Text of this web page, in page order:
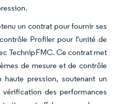
un contrat pour fournir ses
Profiler pour l'unité de
TechnipFMC. Ce contrat met
de mesure et de contrôle
haute pression, soutenant un
des performances